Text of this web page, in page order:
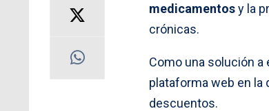
medicamentosy la
crónicas.
Como una solución
plataforma web en la
descuentos.